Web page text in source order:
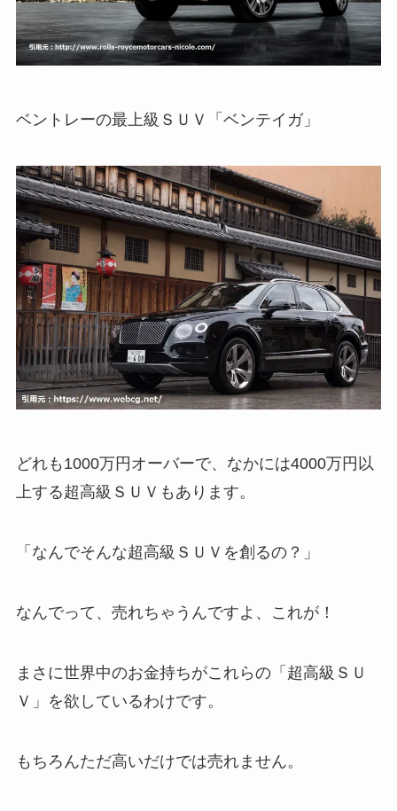
ベントレーの最上級ＳＵＶ「ベンテイガ」
どれも1000万円オーバーで、なかには4000万円以
上する超高級ＳＵＶもあります。
「なんでそんな超高級ＳＵＶを創るの？」
なんでって、売れちゃうんですよ、これが！
まさに世界中のお金持ちがこれらの「超高級ＳＵ
Ｖ」を欲しているわけです。
もちろんただ高いだけでは売れません。